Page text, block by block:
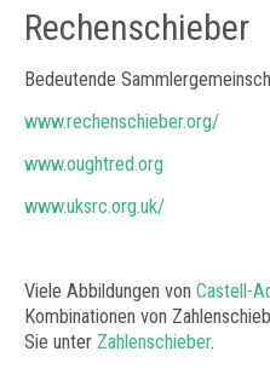
Rechenschieber
Bedeutende
www.rechenschieber.org/
www.oughtred.org
www.uksrc.org.uk/
Viele Abbildungen von Castell-
Kombinationen von
Sie unter Zahlenschieber.